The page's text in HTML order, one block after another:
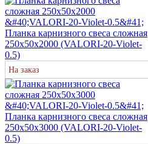
Планка карнизного свеса сложная
250х50х2000 (VALORI-20-Violet-
0.5)
На заказ
Планка карнизного свеса сложная
250х50х3000 (VALORI-20-Violet-
0.5)